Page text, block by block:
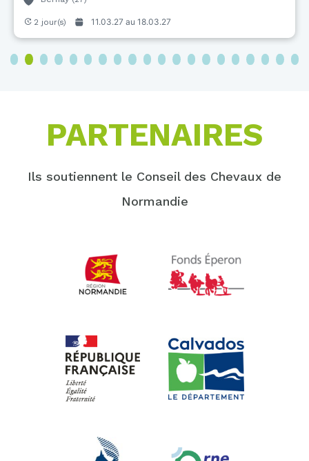
2 jour(s) 11.03.27 au 18.03.27
3 4 5 6 7 8 9 10 11 12 13 14 15 16 17 18 19 20
PARTENAIRES
Ils soutiennent le Conseil des Chevaux de
Normandie